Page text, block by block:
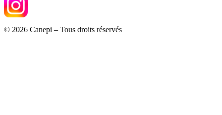
© 2026 Canepi – Tous droits réservés